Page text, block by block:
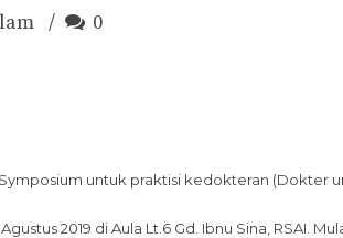
0
untuk praktisi kedokteran (Dokter
2019 di Aula Lt.6 Gd. Ibnu Sina, RSAI.